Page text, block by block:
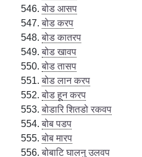
बोड आसप
बोड करप
बोड कातरप
बोड खावप
बोड तासप
बोड लान करप
बोड हून करप
बोडारि शितडो रकवप
बोब पडप
बोब मारप
बोबाटि घालनु उलवप